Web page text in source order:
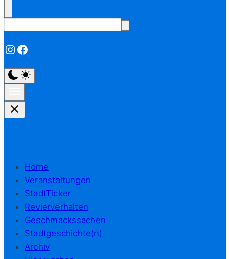
Instagram
Facebook
Home
Veranstaltungen
StadtTicker
Revierverhalten
Geschmackssachen
Stadtgeschichte(n)
Archiv